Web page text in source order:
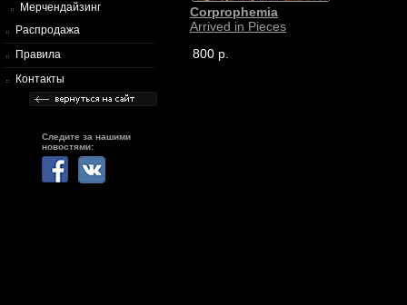
Мерчендайзинг
Распродажа
Правила
Контакты
Следите за нашими
новостями:
Corprophemia
Arrived in Pieces
800 р.